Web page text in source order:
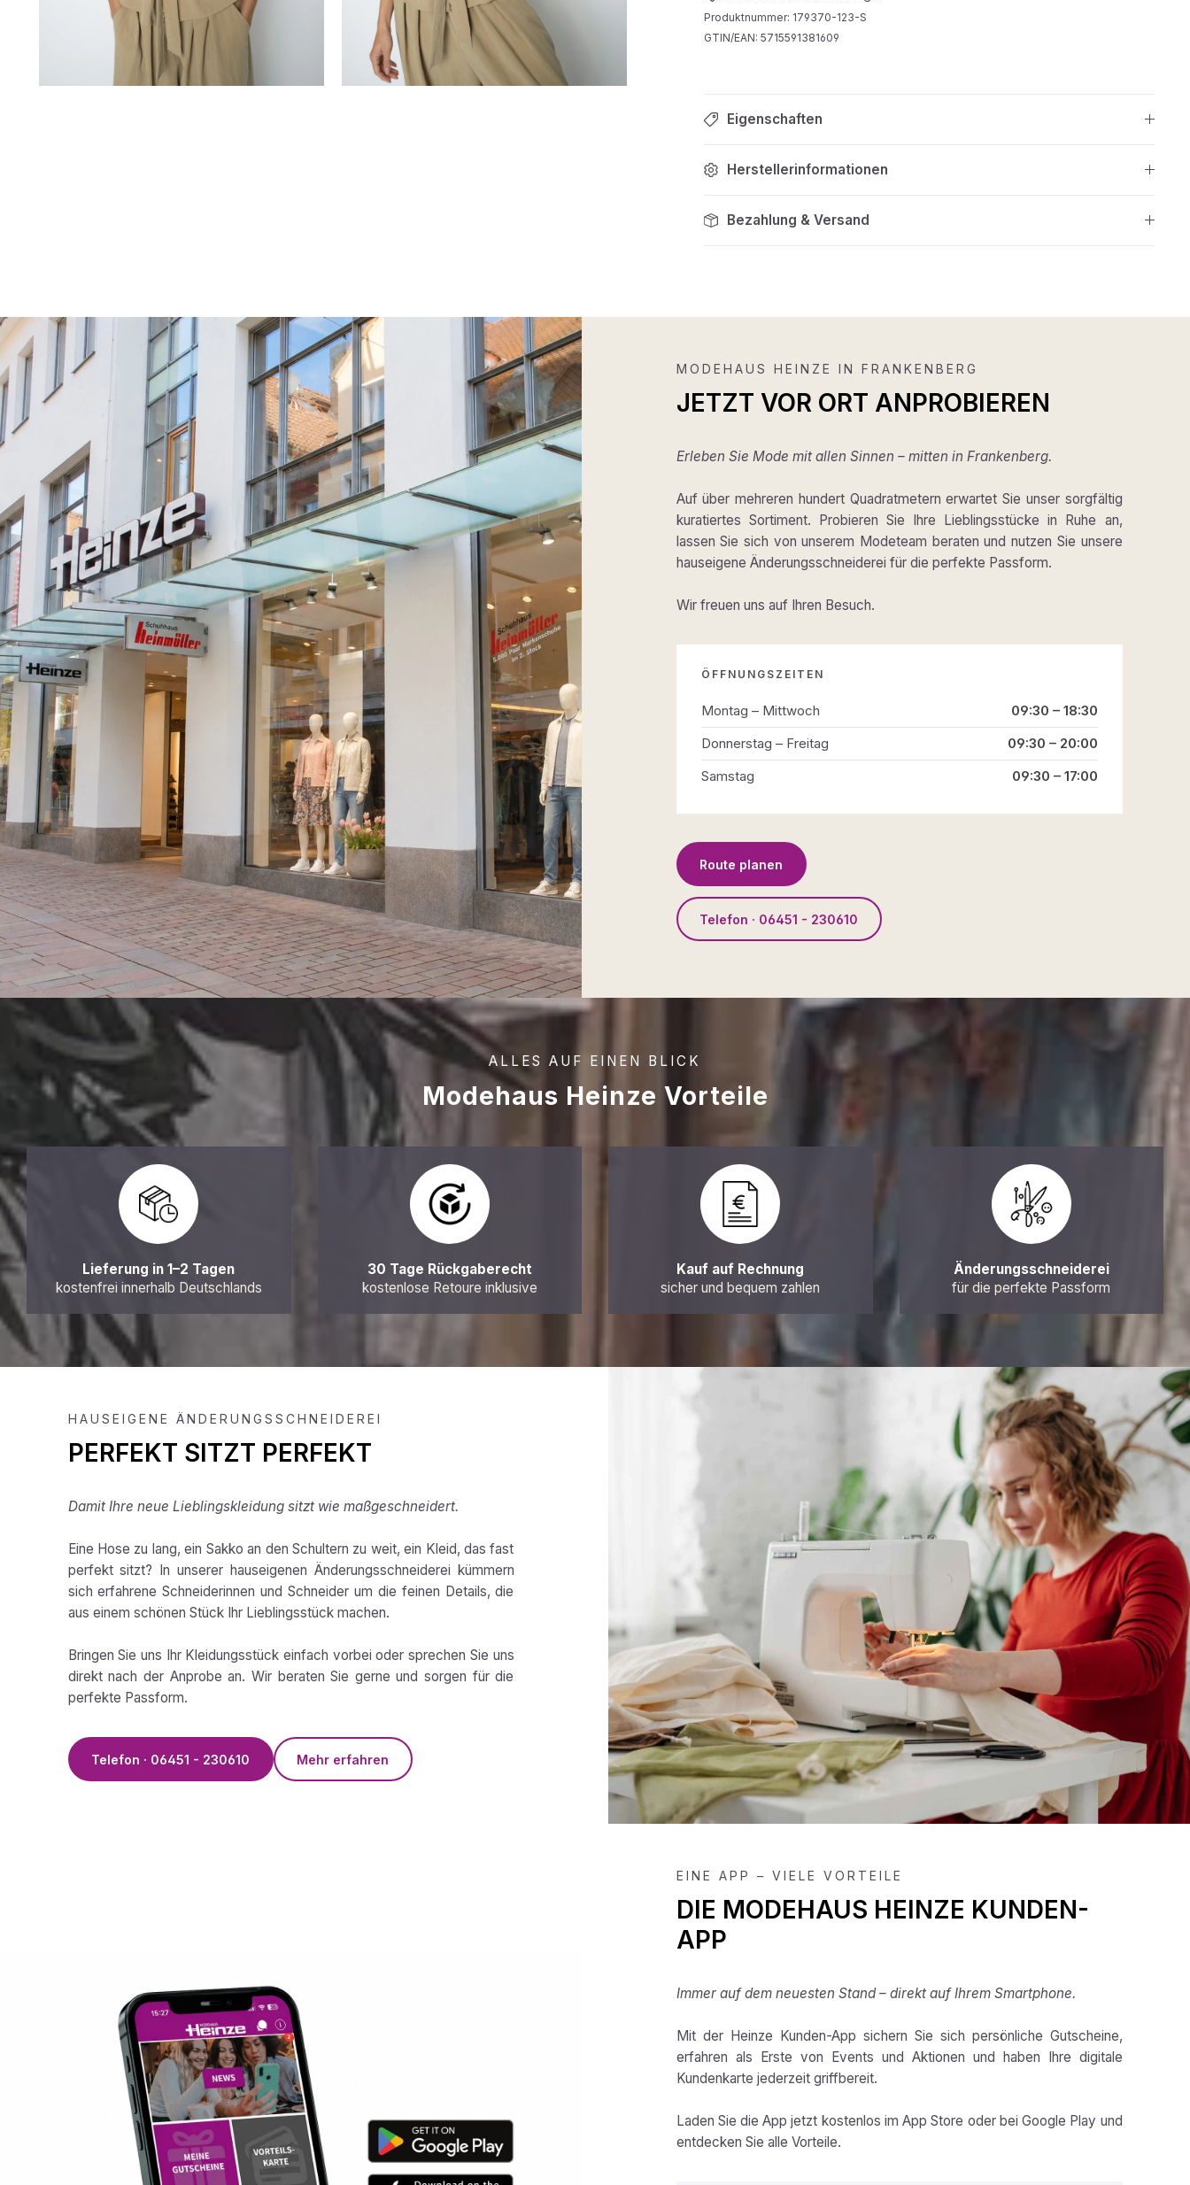
Produktnummer: 179370-123-S
GTIN/EAN: 5715591381609
Eigenschaften
Herstellerinformationen
Bezahlung & Versand
MODEHAUS HEINZE IN FRANKENBERG
JETZT VOR ORT ANPROBIEREN
Erleben Sie Mode mit allen Sinnen – mitten in Frankenberg.
Auf über mehreren hundert Quadratmetern erwartet Sie unser sorgfältig
kuratiertes Sortiment. Probieren Sie Ihre Lieblingsstücke in Ruhe an,
lassen Sie sich von unserem Modeteam beraten und nutzen Sie unsere
hauseigene Änderungsschneiderei für die perfekte Passform.
Wir freuen uns auf Ihren Besuch.
ÖFFNUNGSZEITEN
Montag – Mittwoch
09:30 – 18:30
Donnerstag – Freitag
09:30 – 20:00
Samstag
09:30 – 17:00
Route planen
Telefon · 06451 - 230610
ALLES AUF EINEN BLICK
Modehaus Heinze Vorteile
Lieferung in 1–2 Tagen
kostenfrei innerhalb Deutschlands
30 Tage Rückgaberecht
kostenlose Retoure inklusive
Kauf auf Rechnung
sicher und bequem zahlen
Änderungsschneiderei
für die perfekte Passform
HAUSEIGENE ÄNDERUNGSSCHNEIDEREI
PERFEKT SITZT PERFEKT
Damit Ihre neue Lieblingskleidung sitzt wie maßgeschneidert.
Eine Hose zu lang, ein Sakko an den Schultern zu weit, ein Kleid, das fast
perfekt sitzt? In unserer hauseigenen Änderungsschneiderei kümmern
sich erfahrene Schneiderinnen und Schneider um die feinen Details, die
aus einem schönen Stück Ihr Lieblingsstück machen.
Bringen Sie uns Ihr Kleidungsstück einfach vorbei oder sprechen Sie uns
direkt nach der Anprobe an. Wir beraten Sie gerne und sorgen für die
perfekte Passform.
Telefon · 06451 - 230610 Mehr erfahren
EINE APP – VIELE VORTEILE
DIE MODEHAUS HEINZE KUNDEN-
APP
Immer auf dem neuesten Stand – direkt auf Ihrem Smartphone.
Mit der Heinze Kunden-App sichern Sie sich persönliche Gutscheine,
erfahren als Erste von Events und Aktionen und haben Ihre digitale
Kundenkarte jederzeit griffbereit.
Laden Sie die App jetzt kostenlos im App Store oder bei Google Play und
entdecken Sie alle Vorteile.